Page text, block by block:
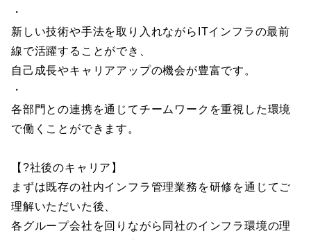
・
新しい技術や手法を取り入れながらITインフラの最前
線で活躍することができ、
自己成長やキャリアアップの機会が豊富です。
・
各部門との連携を通じてチームワークを重視した環境
で働くことができます。
【?社後のキャリア】
まずは既存の社内インフラ管理業務を研修を通じてご
理解いただいた後、
各グループ会社を回りながら同社のインフラ環境の理